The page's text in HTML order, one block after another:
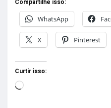
Compartilhe isso:
WhatsApp
X Pinterest
Curtir isso: